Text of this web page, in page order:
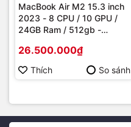
MacBook Air M2 15.3 inch
2023 - 8 CPU / 10 GPU /
24GB Ram / 512gb -
26.500.000₫
Thích So sánh